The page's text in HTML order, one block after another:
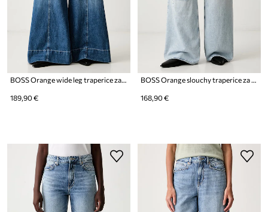
189,90 € 168,90 €